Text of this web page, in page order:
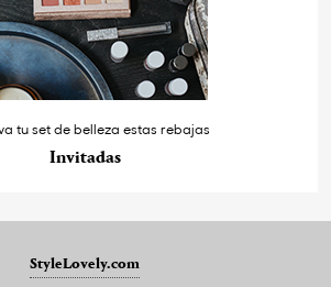
tu set de belleza estas rebajas
Invitadas
StyleLovely.com